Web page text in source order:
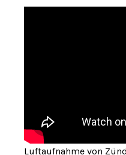
Luftaufnahme von